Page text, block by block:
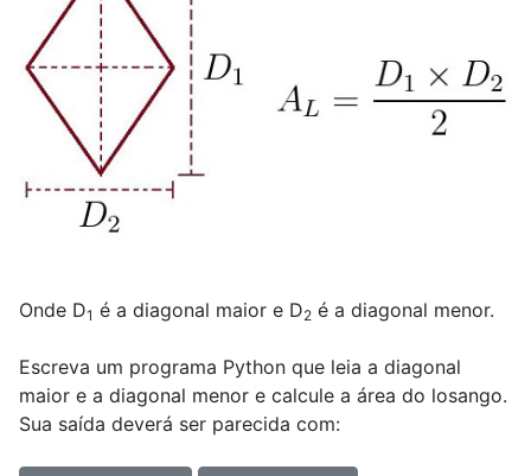
Onde D1 é a diagonal maior e D2 é a diagonal menor.
Escreva um programa Python que leia a diagonal
maior e a diagonal menor e calcule a área do losango.
Sua saída deverá ser parecida com: